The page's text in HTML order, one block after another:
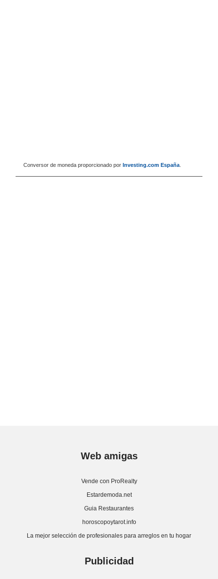
Conversor de moneda proporcionado por Investing.com España
Web amigas
Vende con ProRealty
Estardemoda.net
Guia Restaurantes
horoscopoytarot.info
La mejor selección de profesionales para arreglos en tu hogar
Publicidad